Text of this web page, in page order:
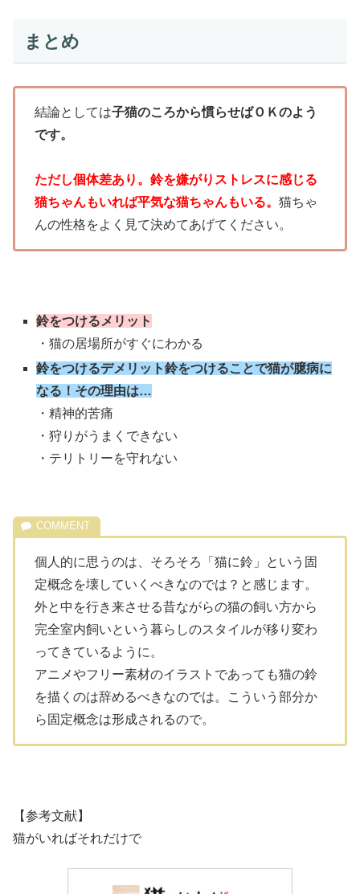
まとめ
結論としては子猫のころから慣らせばＯＫのよう
です。
ただし個体差あり。 鈴を嫌がりストレスに感じる
猫ちゃんもいれば平気な猫ちゃんもいる。 猫ちゃ
んの性格をよく見て決めてあげてください。
鈴をつけるメリット
・猫の居場所がすぐにわかる
鈴をつけるデメリット鈴をつけることで猫が臆病に
なる！その理由は…
・精神的苦痛
・狩りがうまくできない
・テリトリーを守れない
個人的に思うのは、そろそろ「猫に鈴」という固
定概念を壊していくべきなのでは？と感じます。
外と中を行き来させる昔ながらの猫の飼い方から
完全室内飼いという暮らしのスタイルが移り変わ
ってきているように。
アニメやフリー素材のイラストであっても猫の鈴
を描くのは辞めるべきなのでは。こういう部分か
ら固定概念は形成されるので。
【参考文献】
猫がいればそれだけで